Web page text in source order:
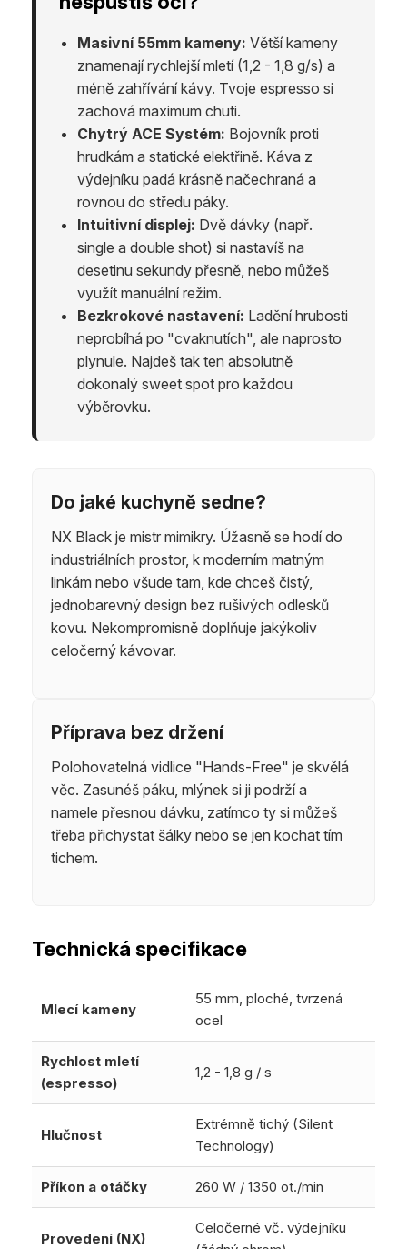
Masivní 55mm kameny: Větší kameny
znamenají rychlejší mletí (1,2 - 1,8 g/s) a
méně zahřívání kávy. Tvoje espresso si
zachová maximum chuti.
Chytrý ACE Systém: Bojovník proti
hrudkám a statické elektřině. Káva z
výdejníku padá krásně načechraná a
rovnou do středu páky.
Intuitivní displej: Dvě dávky (např.
single a double shot) si nastavíš na
desetinu sekundy přesně, nebo můžeš
využít manuální režim.
Bezkrokové nastavení: Ladění hrubosti
neprobíhá po "cvaknutích", ale naprosto
plynule. Najdeš tak ten absolutně
dokonalý sweet spot pro každou
výběrovku.
Do jaké kuchyně sedne?
NX Black je mistr mimikry. Úžasně se hodí do
industriálních prostor, k moderním matným
linkám nebo všude tam, kde chceš čistý,
jednobarevný design bez rušivých odlesků
kovu. Nekompromisně doplňuje jakýkoliv
celočerný kávovar.
Příprava bez držení
Polohovatelná vidlice "Hands-Free" je skvělá
věc. Zasunéš páku, mlýnek si ji podrží a
namele přesnou dávku, zatímco ty si můžeš
třeba přichystat šálky nebo se jen kochat tím
tichem.
Technická specifikace
Mlecí kameny
55 mm, ploché, tvrzená
ocel
Rychlost mletí
(espresso)
1,2 - 1,8 g / s
Hlučnost
Extrémně tichý (Silent
Technology)
Příkon a otáčky 260 W / 1350 ot./min
Provedení (NX)
Celočerné vč. výdejníku